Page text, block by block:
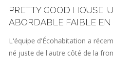
PRETTY GOOD HOUSE:
ABORDABLE FAIBLE
L'équipe d'Écohabitation a
né juste de l'autre côté de la